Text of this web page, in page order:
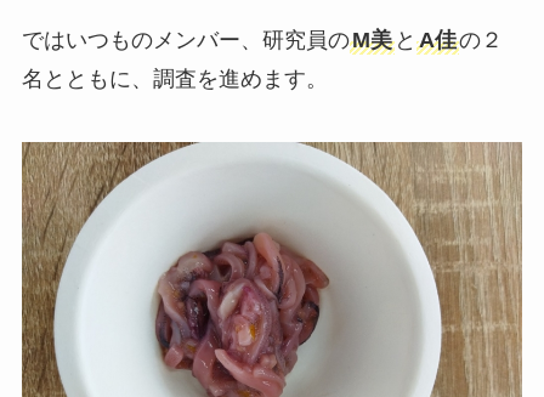
ではいつものメンバー、研究員のM美と A佳の２
名とともに、調査を進めます。